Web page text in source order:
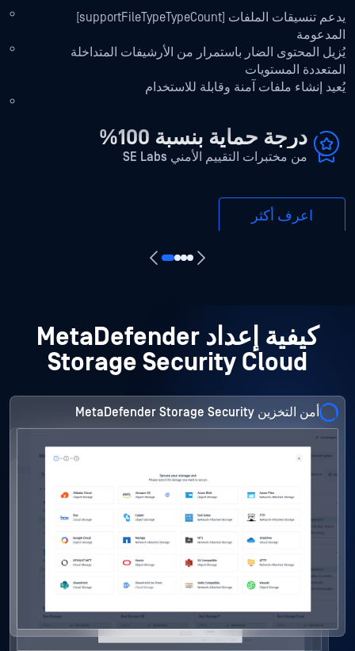
يدعم تنسيقات الملفات [supportFileTypeTypeCount]
المدعومة
يُزيل المحتوى الضار باستمرار من الأرشيفات المتداخلة
المتعددة المستويات
يُعيد إنشاء ملفات آمنة وقابلة للاستخدام
درجة حماية بنسبة 100%
من مختبرات التقييم الأمني SE Labs
اعرف أكثر
كيفية إعداد MetaDefender
Storage Security Cloud
أمن التخزين MetaDefender Storage Security
أمن التخزين MetaDefender Storage Security
MetaDefender Storage Security